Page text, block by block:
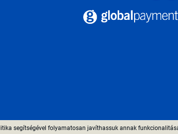
segítségével folyamatosan javíthassuk annak